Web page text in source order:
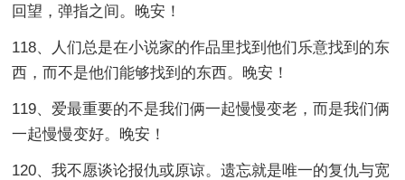
回望，弹指之间。晚安！
118、人们总是在小说家的作品里找到他们乐意找到的东
西，而不是他们能够找到的东西。晚安！
119、爱最重要的不是我们俩一起慢慢变老，而是我们俩
一起慢慢变好。晚安！
120、我不愿谈论报仇或原谅。遗忘就是唯一的复仇与宽